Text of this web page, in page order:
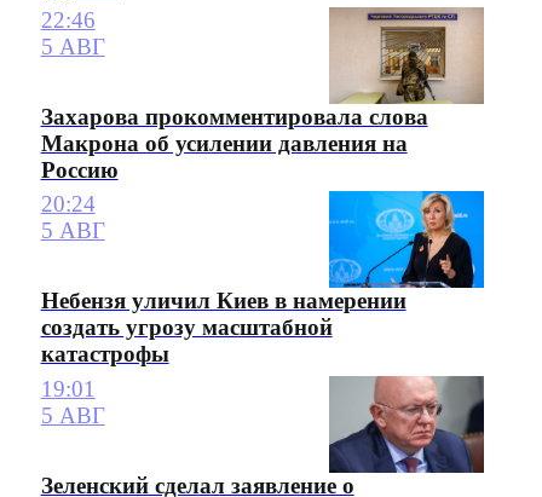
22:46
5 АВГ
Захарова прокомментировала слова
Макрона об усилении давления на
Россию
20:24
5 АВГ
Небензя уличил Киев в намерении
создать угрозу масштабной
катастрофы
19:01
5 АВГ
Зеленский сделал заявление о